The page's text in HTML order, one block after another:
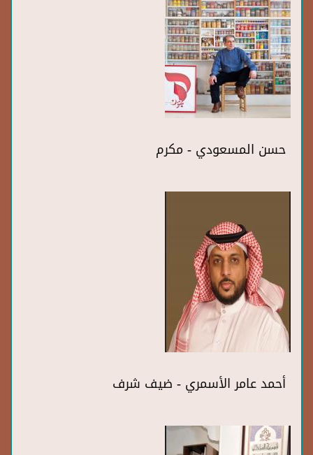
حسن المسعودي - مكرم
أحمد عامر الأسمري - ضيف شرف